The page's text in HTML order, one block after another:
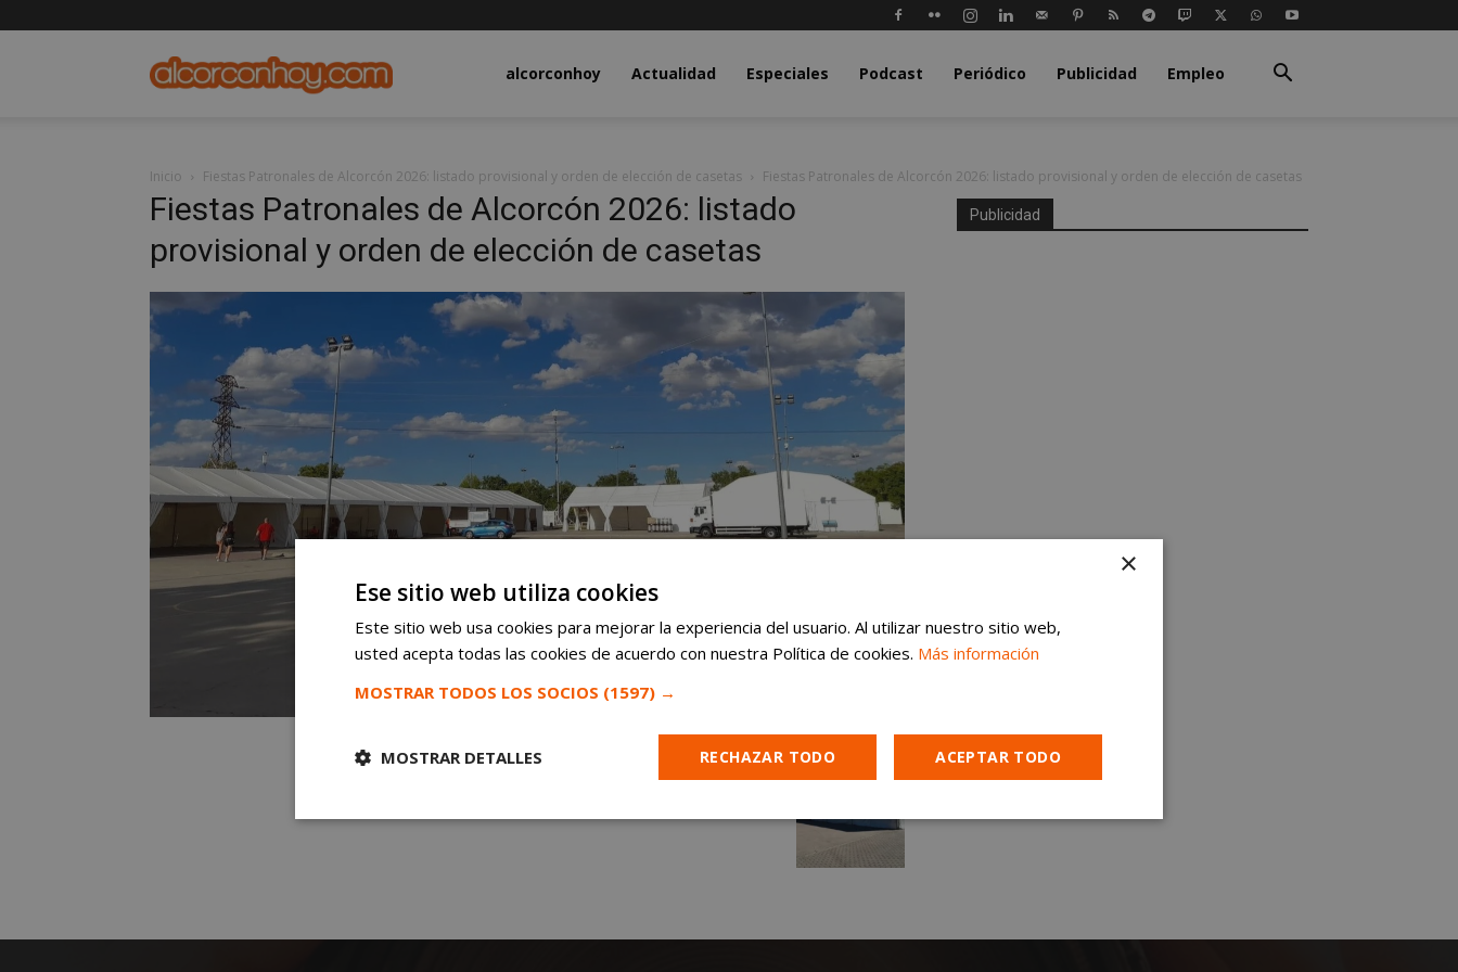
alcorconhoy.comalcorconhoy Actualidad Especiales Podcast Periódico Publicidad Empleo
Inicio Fiestas Patronales de Alcorcón 2026: listado provisional y orden de elección de casetas Fiestas Patronales de Alcorcón 2026: listado provisional y orden de elección de casetas
Fiestas Patronales de Alcorcón 2026: listado
provisional y orden de elección de casetas
Publicidad
×
Ese sitio web utiliza cookies
Este sitio web usa cookies para mejorar la experiencia del usuario. Al utilizar nuestro sitio web,
usted acepta todas las cookies de acuerdo con nuestra Política de cookies. Más información
MOSTRAR TODOS LOS SOCIOS (1597) →
ACEPTAR TODO
RECHAZAR TODO
MOSTRAR DETALLES
Cookies
Cookies de
Cookies de
Cookies de
funcionalidad
Cookies no